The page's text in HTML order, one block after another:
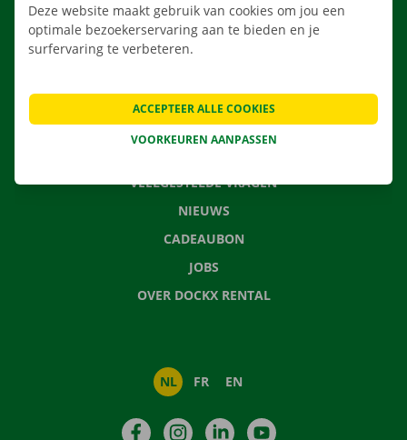
LOCATIES
APP
VEELGESTELDE VRAGEN
NIEUWS
CADEAUBON
JOBS
OVER DOCKX RENTAL
NL FR EN
FacebookInstagramLinkedIn
Deze website maakt gebruik van cookies om jou een
optimale bezoekerservaring aan te bieden en je
surfervaring te verbeteren.
VOORKEUREN AANPASSEN
ACCEPTEER ALLE COOKIES